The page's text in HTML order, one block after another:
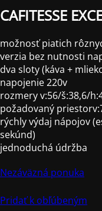
CAFITESSE
možnosť piatich
verzia bez nutnosti
dva sloty (káva +
napojenie 220v
rozmery v:56/š:38,6/
požadovaný
rýchly výdaj nápojov
sekúnd)
jednoduchá údržba
Nezáväzná ponuka
Pridať k obľúbeným